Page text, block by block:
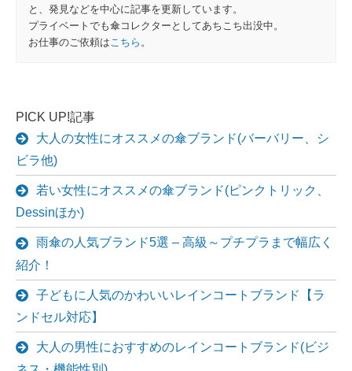
と、発見などを中心に記事を更新しています。
プライベートでも傘コレクターとしてあちこち出没中。
お仕事のご依頼は こちら 。
PICK UP!記事
大人の女性にオススメの傘ブランド(バーバリー、シ
ビラ他)
若い女性にオススメの傘ブランド(ピンクトリック、
Dessinほか)
雨傘の人気ブランド5選 – 高級～プチプラまで幅広く
紹介！
子どもに人気のかわいいレインコートブランド【ラ
ンドセル対応】
大人の男性におすすめのレインコートブランド(ビジ